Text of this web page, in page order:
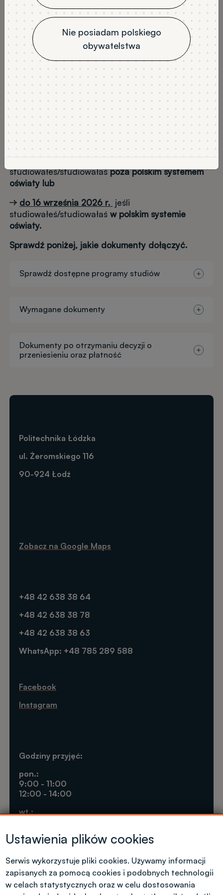
Nie posiadam polskiego
obywatelstwa
Jeśli chcesz przenieść się na naszą uczelnię
musisz spełniać dwa warunki:
mieć ukończonyco najmniej pierwszy
być
obecnie studentem
swojej uczelni i
posiadać aktywny status studenta.
Jeśli chcesz do nas dołączyć
od zimowego w roku
akademickim 2026/2027
(od października 2026),
odpowiedniego wydziału
do 31 lipca 2026 r. jeśli
studiowałeś/studiowałaśpoza polskim systemem
oświaty lub
do 16 września 2026 r. jeśli
studiowałeś/studiowałaś w polskim systemie
oświaty.
Sprawdź poniżej, jakie dokumenty dołączyć.
Sprawdź dostępne programy studiów
Wymagane dokumenty
Dokumenty po otrzymaniu decyzji o
przeniesieniu oraz płatność
Politechnika Łódzka
ul. Żeromskiego 116
90-924 Łodź
Zobacz na Google Maps
+48 42 638 38 64
+48 42 638 38 78
+48 42 638 38 63
WhatsApp: +48 785 289 588
Facebook
Instagram
Godziny przyjęć:
pon.:
9:00 - 11:00
12:00 - 14:00
wt.:
9:00 - 11:00
12:00 - 14:00
pt.:
Ustawienia plików cookies
Serwis wykorzystuje pliki cookies. Używamy informacji
zapisanych za pomocą cookies i podobnych technologii
w celach statystycznych oraz w celu dostosowania